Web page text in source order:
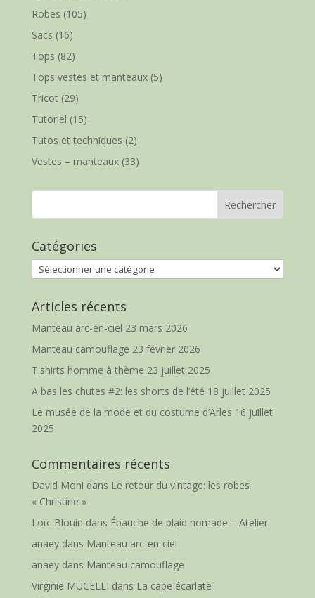
Robes (105)
Sacs (16)
Tops (82)
Tops vestes et manteaux(5)
Tricot (29)
Tutoriel (15)
Tutos et techniques (2)
Vestes – manteaux(33)
Catégories
Catégories
Articles récents
Manteau arc-en-ciel 23 mars 2026
Manteau camouflage 23 février 2026
T.shirts homme à thème 23 juillet 2025
A bas les chutes #2: les shorts de l’été 18 juillet 2025
Le musée de la mode et du costume d’Arles 16 juillet
2025
Commentaires récents
David Moni dans Le retour du vintage: les robes
« Christine »
Loïc Blouin dans Ébauche de plaid nomade – Atelier
anaeydans Manteau arc-en-ciel
anaeydans Manteau camouflage
Virginie MUCELLI dans La cape écarlate